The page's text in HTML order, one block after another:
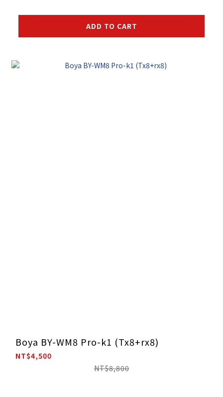
ADD TO CART
Boya BY-WM8 Pro-k1 (Tx8+rx8)
NT$4,500
NT$8,800